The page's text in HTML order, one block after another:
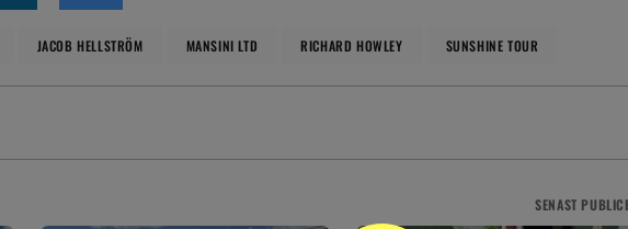
JACOB HELLSTRÖM MANSINI LTD RICHARD HOWLEY SUNSHINE TOUR
SENAST